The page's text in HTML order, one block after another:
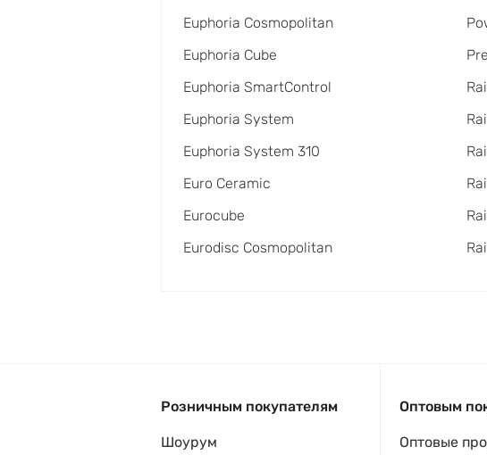
Euphoria Cosmopolitan
Euphoria Cube
Euphoria SmartControl
Euphoria System
Euphoria System 310
Euro Ceramic
Eurocube
Eurodisc Cosmopolitan
Розничным покупателям
Шоурум
Оптовым
Оптовые